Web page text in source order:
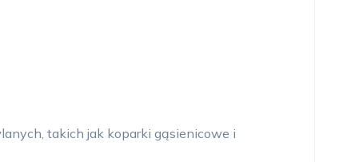
takich jak koparki gąsienicowe i